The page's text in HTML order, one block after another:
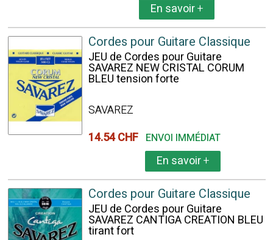
En savoir+
Cordes pour Guitare Classique
JEU de Cordes pour Guitare
SAVAREZ NEW CRISTAL CORUM
BLEU tension forte
SAVAREZ
14.54 CHF ENVOI IMMÉDIAT
En savoir+
Cordes pour Guitare Classique
JEU de Cordes pour Guitare
SAVAREZ CANTIGA CREATION BLEU
tirant fort